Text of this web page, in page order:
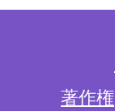
著作権